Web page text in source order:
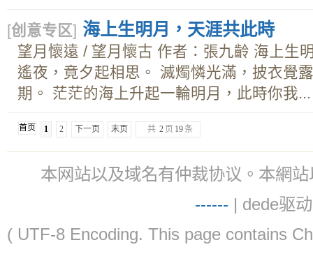
[创意专区] 海上生明月，天涯共此時
望月懷遠 / 望月懷古 作者：張九齡 海上生
遙夜，竟夕起相思。 滅燭憐光滿，披衣覺
期。 茫茫的海上升起一輪明月，此時你我...
首页 1 2 下一页 末页 共 2 页 19 条
本网站以及域名有仲裁协议。本網
------ | dede驱
( UTF-8 Encoding. This page contains